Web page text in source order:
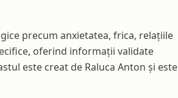
precum anxietatea, frica, relațiile
oferind informații validate
este creat de Raluca Anton și este